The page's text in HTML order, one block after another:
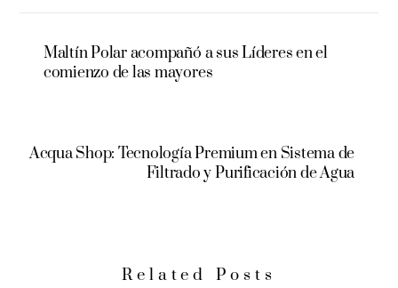
Maltín Polar acompañó a sus Líderes en el
comienzo de las mayores
Acqua Shop: Tecnología Premium en Sistema de
Filtrado y Purificación de Agua
Related Posts